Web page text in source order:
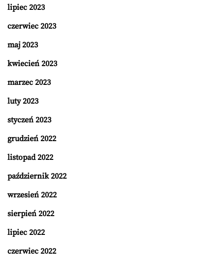
lipiec 2023
czerwiec 2023
maj 2023
kwiecień 2023
marzec 2023
luty 2023
styczeń 2023
grudzień 2022
listopad 2022
październik 2022
wrzesień 2022
sierpień 2022
lipiec 2022
czerwiec 2022